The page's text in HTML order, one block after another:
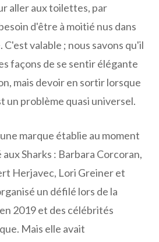
aller aux toilettes, par
d'être à moitié nus dans
valable ; nous savons qu'il
façons de se sentir élégante
mais devoir en sortir lorsque
un problème quasi universel.
marque établie au moment
Sharks : Barbara Corcoran,
Herjavec, Lori Greiner et
un défilé lors de la
2019 et des célébrités
Mais elle avait